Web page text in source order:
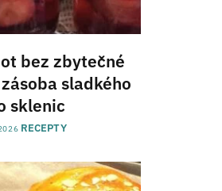
bez zbytečné
sladkého
sklenic
RECEPTY